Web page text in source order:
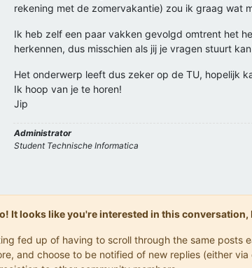
rekening met de zomervakantie) zou ik graag wat
Ik heb zelf een paar vakken gevolgd omtrent het
herkennen, dus misschien als jij je vragen stuurt
Het onderwerp leeft dus zeker op de TU, hopelijk
Ik hoop van je te horen!
Jip
Administrator
Student Technische Informatica
It looks like you're interested in this conversation,
fed up of having to scroll through the same posts
and choose to be notified of new replies (either